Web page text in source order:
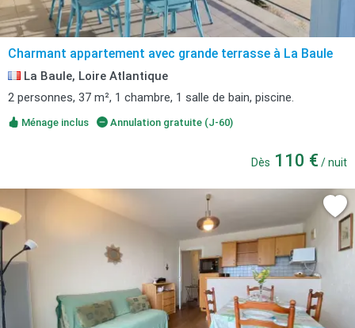
Charmant appartement avec grande terrasse à La Baule
La Baule, Loire Atlantique
2 personnes, 37 m², 1 chambre, 1 salle de bain, piscine.
Ménage inclus Annulation gratuite (J-60)
Dès 110 € / nuit